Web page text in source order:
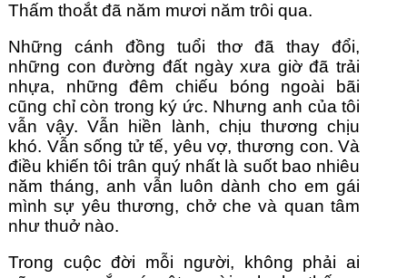
Thấm thoắt đã năm mươi năm trôi qua.
Những cánh đồng tuổi thơ đã thay đổi,
những con đường đất ngày xưa giờ đã trải
nhựa, những đêm chiếu bóng ngoài bãi
cũng chỉ còn trong ký ức. Nhưng anh của tôi
vẫn vậy. Vẫn hiền lành, chịu thương chịu
khó. Vẫn sống tử tế, yêu vợ, thương con. Và
điều khiến tôi trân quý nhất là suốt bao nhiêu
năm tháng, anh vẫn luôn dành cho em gái
mình sự yêu thương, chở che và quan tâm
như thuở nào.
Trong cuộc đời mỗi người, không phải ai